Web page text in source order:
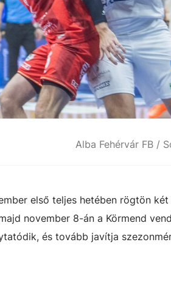
Alba Fehérvár FB /
első teljes hetében rögtön
november 8-án a Körmend
és tovább javítja